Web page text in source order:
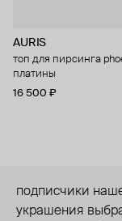
AURIS
топ для пирсинга
платины
16 500 ₽
подписчики
украшения